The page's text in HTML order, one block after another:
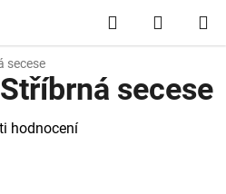
Hledat
KOŠÍK
secese
secese
hodnocení